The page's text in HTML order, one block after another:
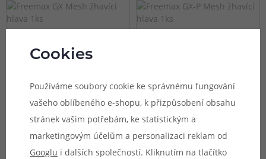
Freemax GX Mesh žhavící
hlava 1ks
Náhradní žhavící hlava, odpor 0,8
ohm a 1,0 ohm, mesh provedení,
balení.
Není skladem online
89 Kč
Náhradní žhavící hlava, odpor 0,8
ohm a 1,0 ohm, mesh provedení,
balení.
Není skladem online
99 Kč
Cookies
Používáme soubory cookie ke správnému fungování
vašeho oblíbeného e-shopu, k přizpůsobení obsahu
stránek vašim potřebám, ke statistickým a
marketingovým účelům a personalizaci reklam od
Googlu i dalších společností. Kliknutím na tlačítko